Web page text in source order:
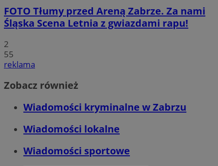
FOTO Tłumy przed Areną Zabrze. Za nami
Śląska Scena Letnia z gwiazdami rapu!
2
55
reklama
Zobacz również
Wiadomości kryminalne w Zabrzu
Wiadomości lokalne
Wiadomości sportowe